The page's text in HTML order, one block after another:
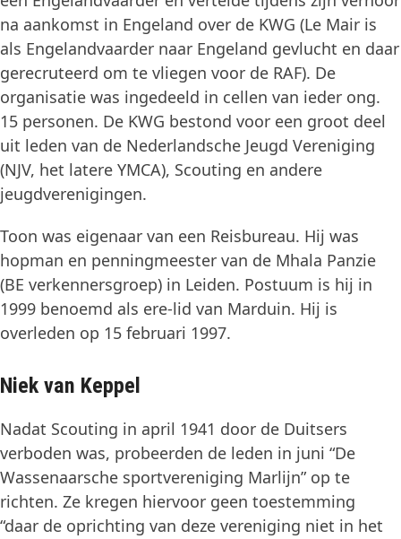
na aankomst in Engeland over de KWG (Le Mair is
als Engelandvaarder naar Engeland gevlucht en daar
gerecruteerd om te vliegen voor de RAF). De
organisatie was ingedeeld in cellen van ieder ong.
15 personen. De KWG bestond voor een groot deel
uit leden van de Nederlandsche Jeugd Vereniging
(NJV, het latere YMCA), Scouting en andere
jeugdverenigingen.
Toon was eigenaar van een Reisbureau. Hij was
hopman en penningmeester van de Mhala Panzie
(BE verkennersgroep) in Leiden. Postuum is hij in
1999 benoemd als ere-lid van Marduin. Hij is
overleden op 15 februari 1997.
Niek van Keppel
Nadat Scouting in april 1941 door de Duitsers
verboden was, probeerden de leden in juni “De
Wassenaarsche sportvereniging Marlijn” op te
richten. Ze kregen hiervoor geen toestemming
“daar de oprichting van deze vereniging niet in het